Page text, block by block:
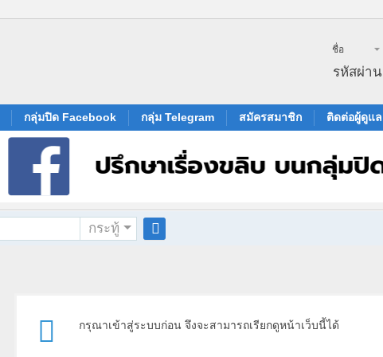
ชื่อ
สมาชิก
รหัสผ่าน
กลุ่มปิด Facebook กลุ่ม Telegram สมัครสมาชิก ติดต่อผู้ดูแล
กระทู้
กรุณาเข้าสู่ระบบก่อน จึงจะสามารถเรียกดูหน้าเว็บนี้ได้